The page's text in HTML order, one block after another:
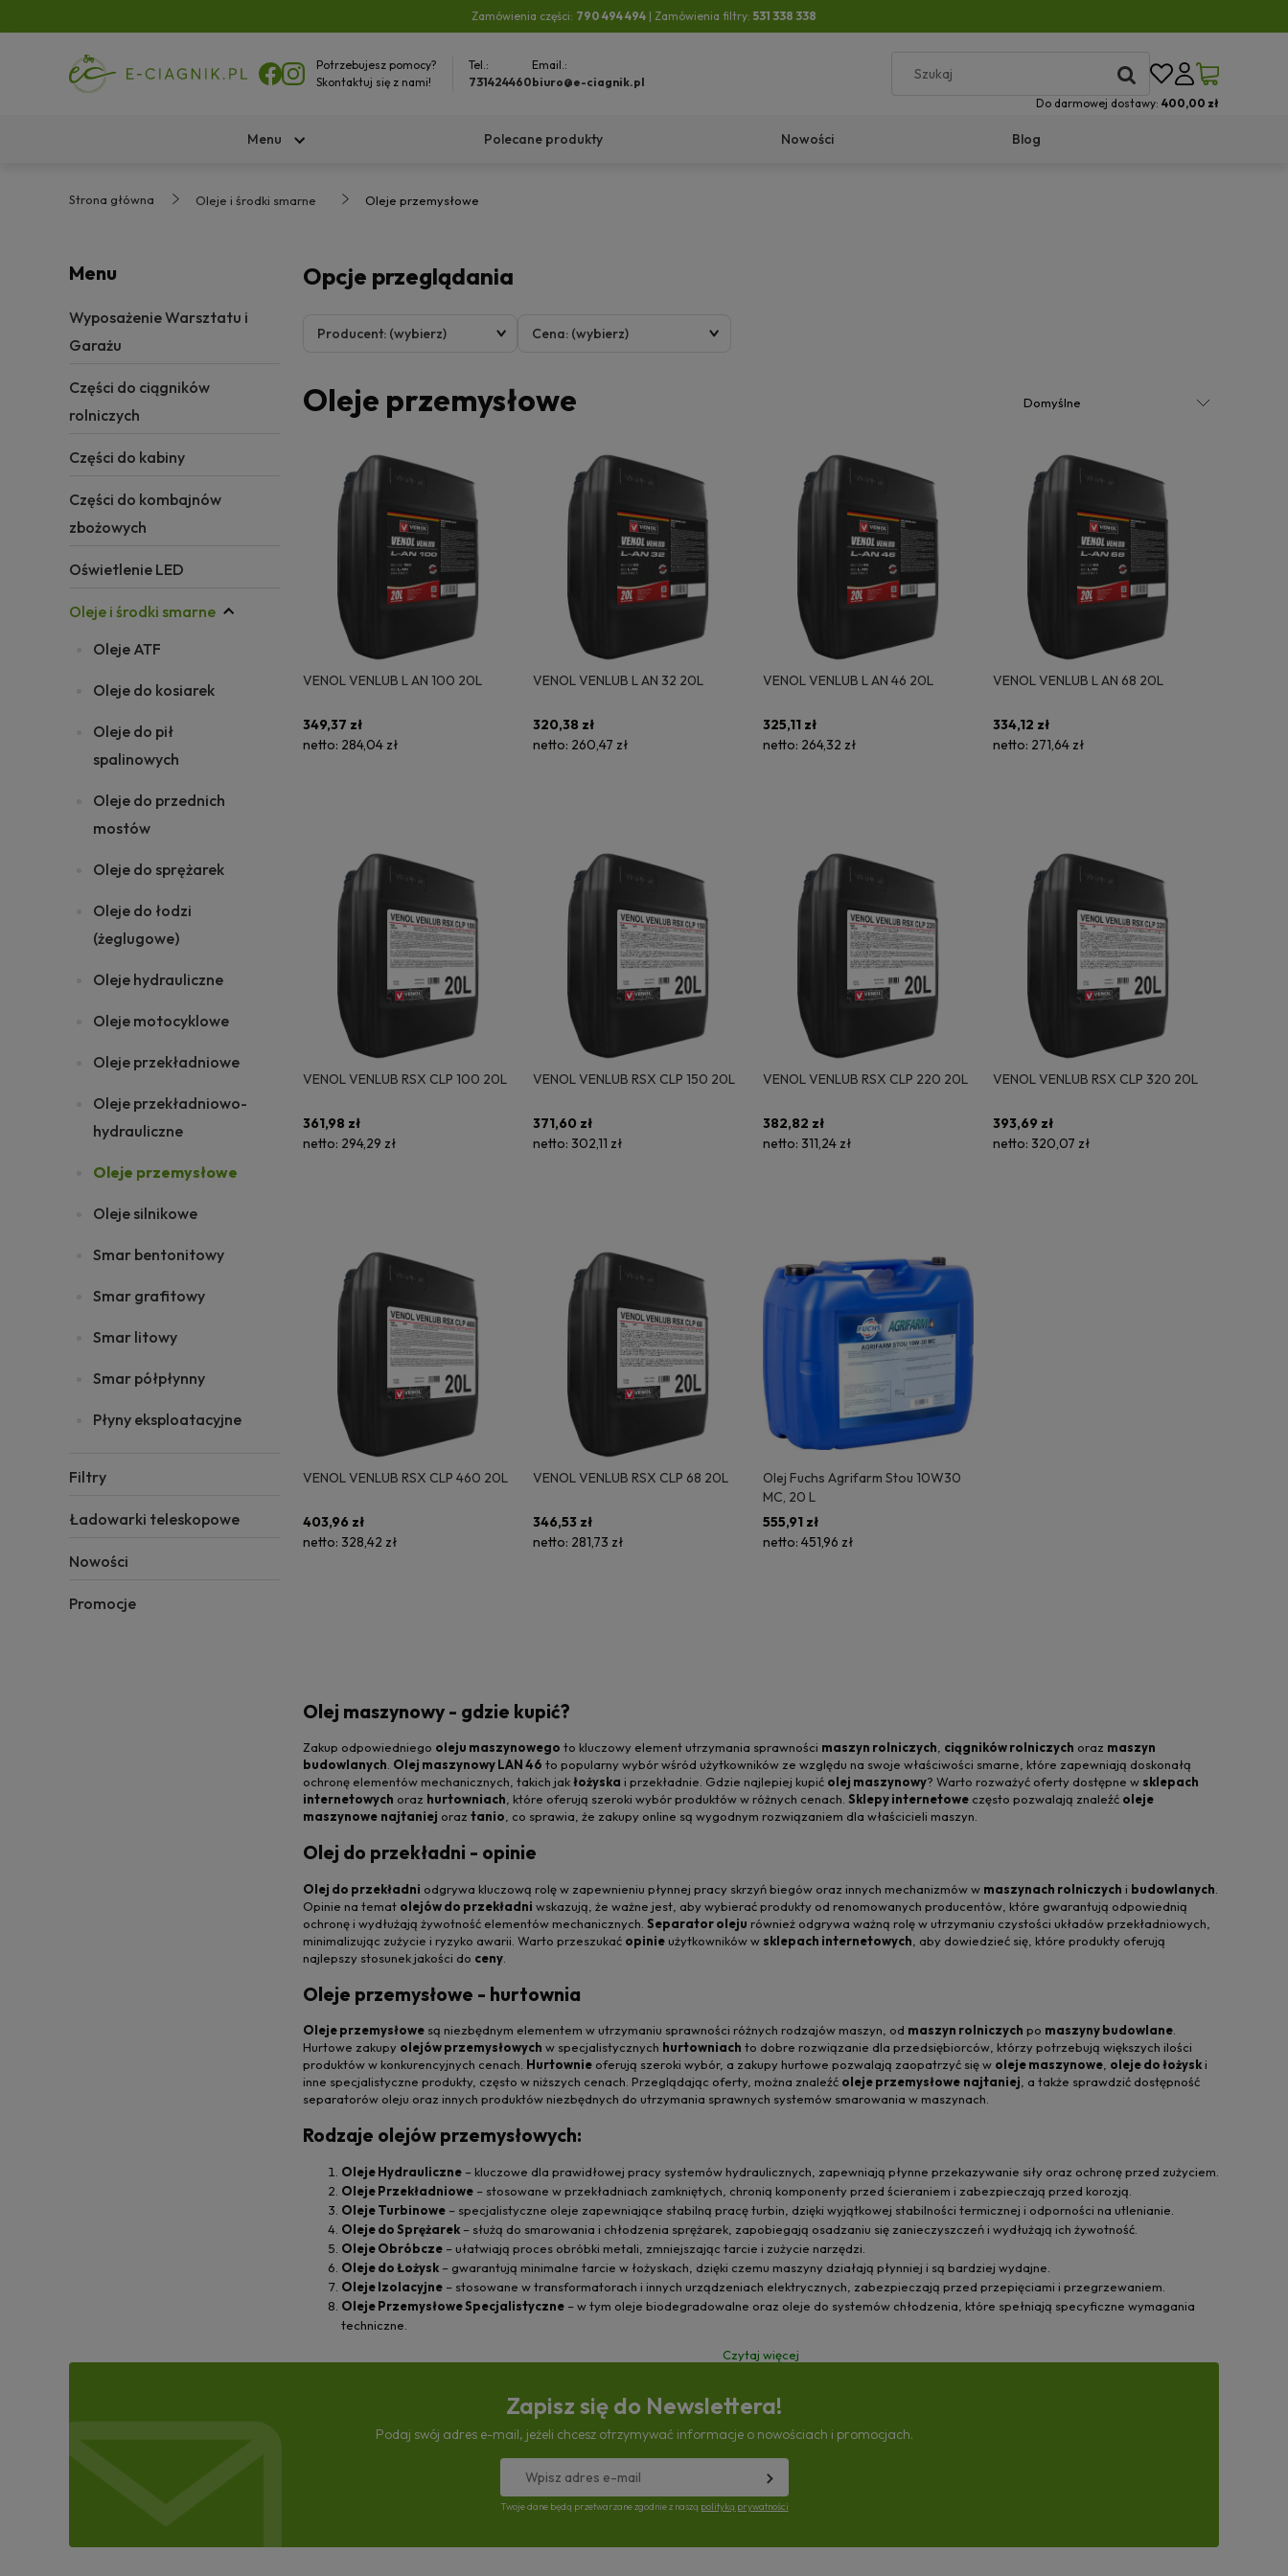
Zamówienia części: 790 494 494 | Zamówienia filtry: 531 338 338
Potrzebujesz pomocy?
Skontaktuj się z nami!
Tel.:
731424460
Email.:
biuro@e-ciagnik.pl
Do darmowej dostawy: 400,00 zł
Menu Polecane produkty Nowości Blog
Strona główna Oleje i środki smarne Oleje przemysłowe
Menu
Wyposażenie Warsztatu i
Garażu
Części do ciągników
rolniczych
Części do kabiny
Części do kombajnów
zbożowych
Oświetlenie LED
Oleje i środki smarne
Oleje ATF
Oleje do kosiarek
Oleje do pił
spalinowych
Oleje do przednich
mostów
Oleje do sprężarek
Oleje do łodzi
(żeglugowe)
Oleje hydrauliczne
Oleje motocyklowe
Oleje przekładniowe
Oleje przekładniowo-
hydrauliczne
Oleje przemysłowe
Oleje silnikowe
Smar bentonitowy
Smar grafitowy
Smar litowy
Smar półpłynny
Płyny eksploatacyjne
Filtry
Ładowarki teleskopowe
Nowości
Promocje
Opcje przeglądania
Producent: (wybierz) Cena: (wybierz)
Oleje przemysłowe
VENOL VENLUB L AN 100 20L
349,37 zł
netto: 284,04 zł
VENOL VENLUB L AN 32 20L
320,38 zł
netto: 260,47 zł
VENOL VENLUB L AN 46 20L
325,11 zł
netto: 264,32 zł
VENOL VENLUB L AN 68 20L
334,12 zł
netto: 271,64 zł
VENOL VENLUB RSX CLP 100 20L
361,98 zł
netto: 294,29 zł
VENOL VENLUB RSX CLP 150 20L
371,60 zł
netto: 302,11 zł
VENOL VENLUB RSX CLP 220 20L
382,82 zł
netto: 311,24 zł
VENOL VENLUB RSX CLP 320 20L
393,69 zł
netto: 320,07 zł
VENOL VENLUB RSX CLP 460 20L
403,96 zł
netto: 328,42 zł
VENOL VENLUB RSX CLP 68 20L
346,53 zł
netto: 281,73 zł
Olej Fuchs Agrifarm Stou 10W30
MC, 20 L
555,91 zł
netto: 451,96 zł
Olej maszynowy - gdzie kupić?
Zakup odpowiedniego oleju maszynowego to kluczowy element utrzymania sprawności maszyn rolniczych, ciągników rolniczych oraz maszyn
budowlanych. Olej maszynowy LAN 46 to popularny wybór wśród użytkowników ze względu na swoje właściwości smarne, które zapewniają doskonałą
ochronę elementów mechanicznych, takich jakłożyska i przekładnie. Gdzie najlepiej kupić olej maszynowy? Warto rozważyć oferty dostępne wsklepach
internetowych oraz hurtowniach, które oferują szeroki wybór produktów w różnych cenach. Sklepy internetowe często pozwalają znaleźć oleje
maszynowe najtaniej oraz tanio, co sprawia, że zakupy online są wygodnym rozwiązaniem dla właścicieli maszyn.
Olej do przekładni - opinie
Olej do przekładni odgrywa kluczową rolę w zapewnieniu płynnej pracy skrzyń biegów oraz innych mechanizmów w maszynach rolniczych i budowlanych
Opinie na temat olejów do przekładni wskazują, że ważne jest, aby wybierać produkty od renomowanych producentów, które gwarantują odpowiednią
ochronę i wydłużają żywotność elementów mechanicznych. Separator oleju również odgrywa ważną rolę w utrzymaniu czystości układów przekładniowych,
minimalizując zużycie i ryzyko awarii. Warto przeszukać opinie użytkowników wsklepach internetowych , aby dowiedzieć się, które produkty oferują
najlepszy stosunek jakości do ceny
Oleje przemysłowe - hurtownia
Oleje przemysłowe są niezbędnym elementem w utrzymaniu sprawności różnych rodzajów maszyn, od maszyn rolniczych po maszyny budowlane
Hurtowe zakupy olejów przemysłowych w specjalistycznych hurtowniach to dobre rozwiązanie dla przedsiębiorców, którzy potrzebują większych ilości
produktów w konkurencyjnych cenach. Hurtownie oferują szeroki wybór, a zakupy hurtowe pozwalają zaopatrzyć się w oleje maszynowe oleje do łożysk i
inne specjalistyczne produkty, często w niższych cenach. Przeglądając oferty, można znaleźć oleje przemysłowe najtaniej , a także sprawdzić dostępność
separatorów oleju oraz innych produktów niezbędnych do utrzymania sprawnych systemów smarowania w maszynach.
Rodzaje olejów przemysłowych:
Oleje Hydrauliczne – kluczowe dla prawidłowej pracy systemów hydraulicznych, zapewniają płynne przekazywanie siły oraz ochronę przed zużyciem.
Oleje Przekładniowe – stosowane w przekładniach zamkniętych, chronią komponenty przed ścieraniem i zabezpieczają przed korozją.
Oleje Turbinowe – specjalistyczne oleje zapewniające stabilną pracę turbin, dzięki wyjątkowej stabilności termicznej i odporności na utlenianie.
Oleje do Sprężarek – służą do smarowania i chłodzenia sprężarek, zapobiegają osadzaniu się zanieczyszczeń i wydłużają ich żywotność.
Oleje Obróbcze – ułatwiają proces obróbki metali, zmniejszając tarcie i zużycie narzędzi.
Oleje do Łożysk – gwarantują minimalne tarcie w łożyskach, dzięki czemu maszyny działają płynniej i są bardziej wydajne.
Oleje Izolacyjne – stosowane w transformatorach i innych urządzeniach elektrycznych, zabezpieczają przed przepięciami i przegrzewaniem.
Oleje Przemysłowe Specjalistyczne – w tym oleje biodegradowalne oraz oleje do systemów chłodzenia, które spełniają specyficzne wymagania
techniczne.
Czytaj więcej
Zapisz się do Newslettera!
Podaj swój adres e-mail, jeżeli chcesz otrzymywać informacje o nowościach i promocjach.
Twoje dane będą przetwarzane zgodnie z naszą polityką prywatności